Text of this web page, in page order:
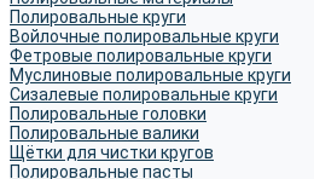
Полировальные круги
Войлочные полировальные круги
Фетровые полировальные круги
Муслиновые полировальные круги
Cизалевые полировальные круги
Полировальные головки
Полировальные валики
Щётки для чистки кругов
Полировальные пасты